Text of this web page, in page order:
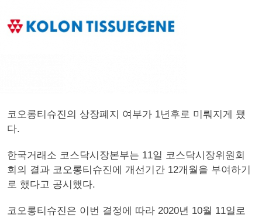
코오롱티슈진의 상장폐지 여부가 1년후로 미뤄지게 됐
다.
한국거래소 코스닥시장본부는 11일 코스닥시장위원회
회의 결과 코오롱티슈진에 개선기간 12개월을 부여하기
로 했다고 공시했다.
코오롱티슈진은 이번 결정에 따라 2020년 10월 11일로